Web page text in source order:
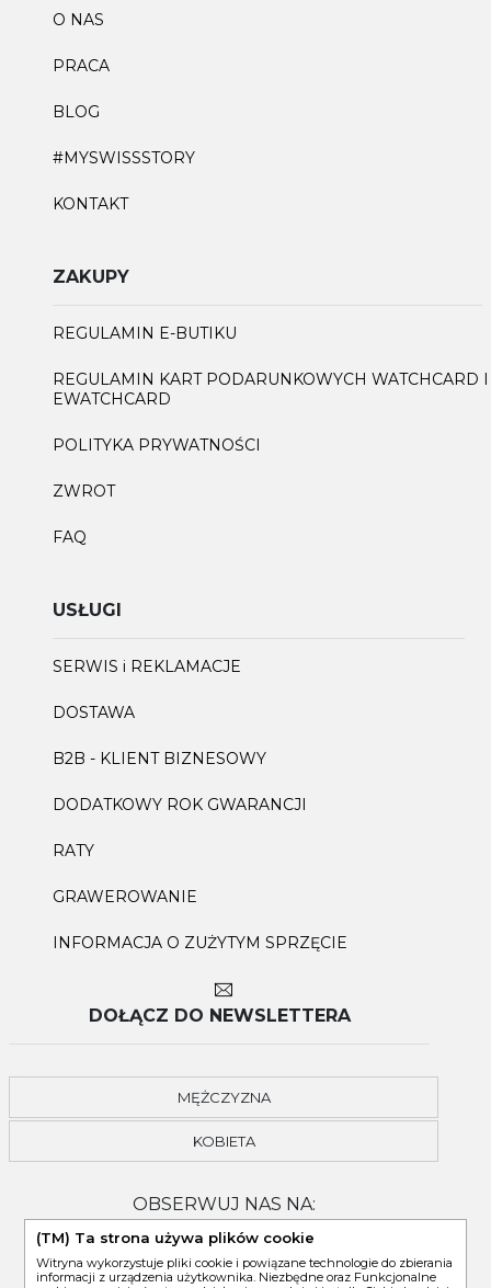
O NAS
PRACA
BLOG
#MYSWISSSTORY
KONTAKT
ZAKUPY
REGULAMIN E-BUTIKU
REGULAMIN KART PODARUNKOWYCH WATCHCARD I
EWATCHCARD
POLITYKA PRYWATNOŚCI
ZWROT
FAQ
USŁUGI
SERWIS i REKLAMACJE
DOSTAWA
B2B - KLIENT BIZNESOWY
DODATKOWY ROK GWARANCJI
RATY
GRAWEROWANIE
INFORMACJA O ZUŻYTYM SPRZĘCIE
DOŁĄCZ DO NEWSLETTERA
MĘŻCZYZNA
KOBIETA
OBSERWUJ NAS NA:
(TM) Ta strona używa plików cookie
Witryna wykorzystuje pliki cookie i powiązane technologie do zbierania
informacji z urządzenia użytkownika. Niezbędne oraz Funkcjonalne